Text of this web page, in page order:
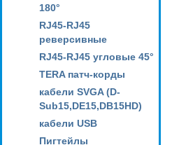
180°
RJ45-RJ45
реверсивные
RJ45-RJ45 угловые 45°
TERA патч-корды
кабели SVGA (D-
Sub15,DE15,DB15HD)
кабели USB
Пигтейлы